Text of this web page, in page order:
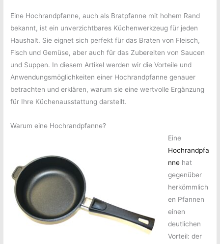
beliebten
Crepespfanne
Eine Hochrandpfanne, auch als Bratpfanne mit hohem Rand
bekannt, ist ein unverzichtbares Küchenwerkzeug für jeden
Haushalt. Sie eignet sich perfekt für das Braten von Fleisch,
Fisch und Gemüse, aber auch für das Zubereiten von Saucen
und Suppen. In diesem Artikel werden wir die Vorteile und
Anwendungsmöglichkeiten einer Hochrandpfanne genauer
betrachten und erklären, warum sie eine wertvolle Ergänzung
für Ihre Küchenausstattung darstellt.
Warum eine Hochrandpfanne?
Eine
Hochrandpfa
nne hat
gegenüber
herkömmlich
en Pfannen
einen
deutlichen
Vorteil: der